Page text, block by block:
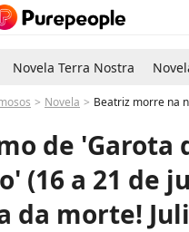
Novela Terra Nostra
Novela Beatriz morre na novela 'Garota do Momento'? Beatriz chega perto da morte após virar alvo de
de 'Garota
(16 a 21 de
da morte!